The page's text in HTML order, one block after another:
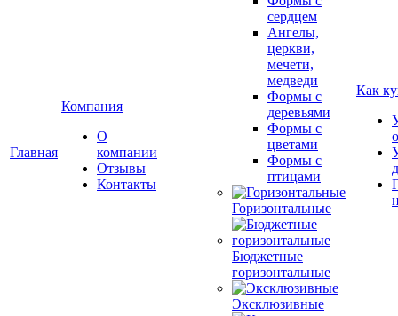
Главная
Компания
О
компании
Отзывы
Контакты
сердцем
Ангелы,
церкви,
мечети,
медведи
Формы с
деревьями
Формы с
цветами
Формы с
птицами
Горизонтальные
Бюджетные
горизонтальные
Эксклюзивные
Как